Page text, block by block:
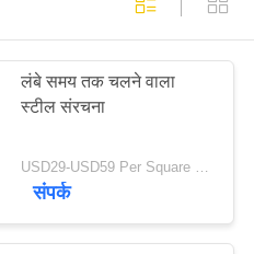
गोदाम
175
लंबे समय तक चलने वाला
स्टील संरचना
USD29-USD59 Per Square Meter MOQ:200 वर्ग मीटर
संपर्क